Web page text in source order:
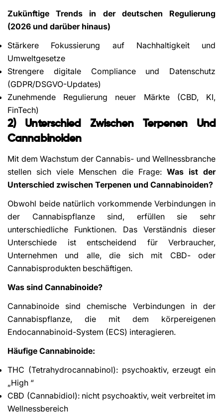
Zukünftige Trends in der deutschen Regulierung
(2026 und darüber hinaus)
Stärkere Fokussierung auf Nachhaltigkeit und
Umweltgesetze
Strengere digitale Compliance und Datenschutz
(GDPR/DSGVO-Updates)
Zunehmende Regulierung neuer Märkte (CBD, KI,
FinTech)
2) Unterschied Zwischen Terpenen Und
Cannabinoiden
Mit dem Wachstum der Cannabis- und Wellnessbranche
stellen sich viele Menschen die Frage: Was ist der
Unterschied zwischen Terpenen und Cannabinoiden?
Obwohl beide natürlich vorkommende Verbindungen in
der Cannabispflanze sind, erfüllen sie sehr
unterschiedliche Funktionen. Das Verständnis dieser
Unterschiede ist entscheidend für Verbraucher,
Unternehmen und alle, die sich mit CBD- oder
Cannabisprodukten beschäftigen.
Was sind Cannabinoide?
Cannabinoide sind chemische Verbindungen in der
Cannabispflanze, die mit dem körpereigenen
Endocannabinoid-System (ECS) interagieren.
Häufige Cannabinoide:
THC (Tetrahydrocannabinol): psychoaktiv, erzeugt ein
„High “
CBD (Cannabidiol): nicht psychoaktiv, weit verbreitet im
Wellnessbereich
Share This Article
Copy
Share
on
Facebook
Share
on
on
Pinterest